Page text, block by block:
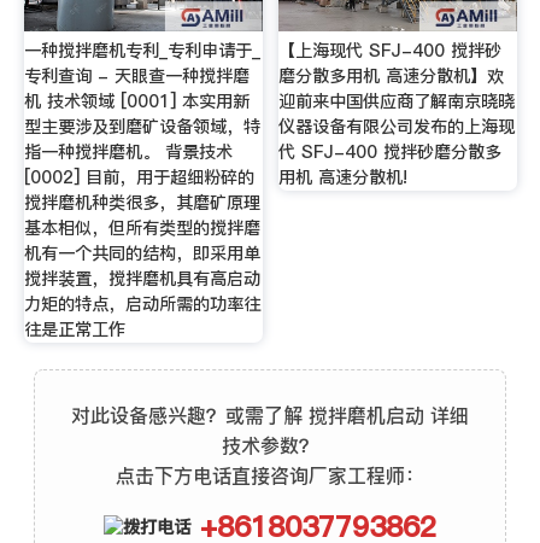
一种搅拌磨机专利_专利申请于_
专利查询 - 天眼查一种搅拌磨
机 技术领域 [0001] 本实用新
型主要涉及到磨矿设备领域，特
指一种搅拌磨机。 背景技术
[0002] 目前，用于超细粉碎的
搅拌磨机种类很多，其磨矿原理
基本相似，但所有类型的搅拌磨
机有一个共同的结构，即采用单
搅拌装置，搅拌磨机具有高启动
力矩的特点，启动所需的功率往
往是正常工作
【上海现代 SFJ-400 搅拌砂
磨分散多用机 高速分散机】欢
迎前来中国供应商了解南京晓晓
仪器设备有限公司发布的上海现
代 SFJ-400 搅拌砂磨分散多
用机 高速分散机!
对此设备感兴趣？或需了解 搅拌磨机启动 详细
技术参数？
点击下方电话直接咨询厂家工程师：
+8618037793862